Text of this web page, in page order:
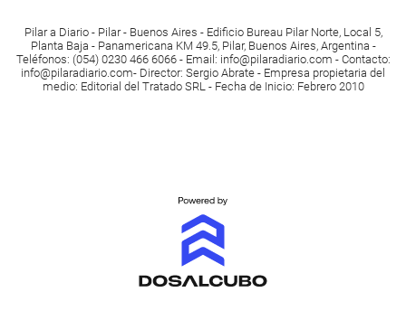
Pilar a Diario - Pilar - Buenos Aires - Edificio Bureau Pilar Norte, Local 5,
Planta Baja - Panamericana KM 49.5, Pilar, Buenos Aires, Argentina -
Teléfonos: (054) 0230 466 6066 - Email : info@pilaradiario.com - Contacto:
info@pilaradiario.com- Director: Sergio Abrate - Empresa propietaria del
medio: Editorial del Tratado SRL - Fecha de Inicio: Febrero 2010